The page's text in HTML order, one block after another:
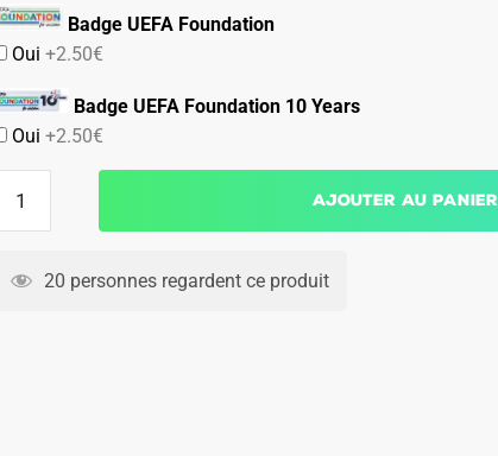
Badge UEFA Foundation
Oui+2.50€
Badge UEFA Foundation 10 Years
Oui+2.50€
Angleterre
Ajouter au panier
20 personnes regardent ce produit